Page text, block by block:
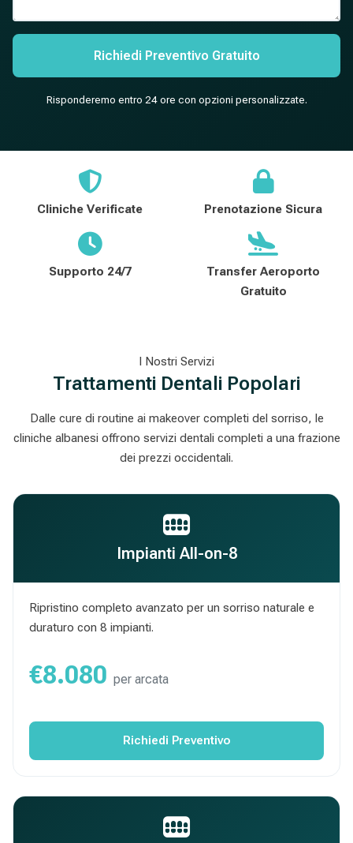
Richiedi Preventivo Gratuito
Risponderemo entro 24 ore con opzioni personalizzate.
Cliniche Verificate Prenotazione Sicura
Supporto 24/7
Transfer Aeroporto
Gratuito
I Nostri Servizi
Trattamenti Dentali Popolari
Dalle cure di routine ai makeover completi del sorriso, le
cliniche albanesi offrono servizi dentali completi a una frazione
dei prezzi occidentali.
Impianti All-on-8
Ripristino completo avanzato per un sorriso naturale e
duraturo con 8 impianti.
€8.080 per arcata
Richiedi Preventivo